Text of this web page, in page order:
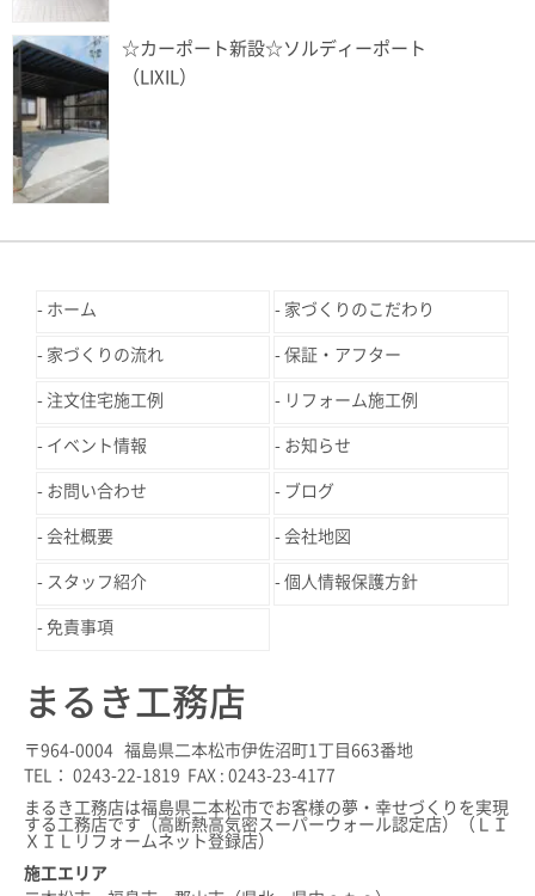
☆カーポート新設☆ソルディーポート
（LIXIL）
ホーム 家づくりのこだわり
家づくりの流れ 保証・アフター
注文住宅施工例 リフォーム施工例
イベント情報 お知らせ
お問い合わせ ブログ
会社概要 会社地図
スタッフ紹介 個人情報保護方針
免責事項
まるき工務店
〒964-0004 福島県二本松市伊佐沼町1丁目663番地
TEL： 0243-22-1819 FAX : 0243-23-4177
まるき工務店は福島県二本松市でお客様の夢・幸せづくりを実現
する工務店です（高断熱高気密スーパーウォール認定店）（ＬＩ
ＸＩＬリフォームネット登録店）
施工エリア